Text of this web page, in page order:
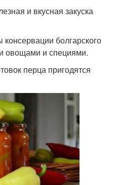
и вкусная закуска
болгарского
овощами и специями.
перца пригодятся